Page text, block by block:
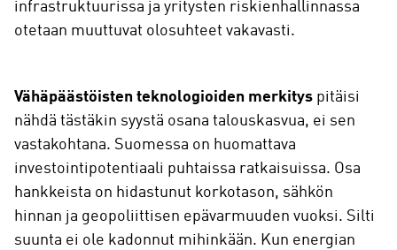
infrastruktuurissa ja yritysten riskienhallinnassa
otetaan muuttuvat olosuhteet vakavasti.
Vähäpäästöisten teknologioiden merkitys pitäisi
nähdä tästäkin syystä osana talouskasvua, ei sen
vastakohtana. Suomessa on huomattava
investointipotentiaali puhtaissa ratkaisuissa. Osa
hankkeista on hidastunut korkotason, sähkön
hinnan ja geopoliittisen epävarmuuden vuoksi. Silti
suunta ei ole kadonnut mihinkään. Kun energian